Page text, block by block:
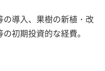
導入、果樹の新植・改
初期投資的な経費。